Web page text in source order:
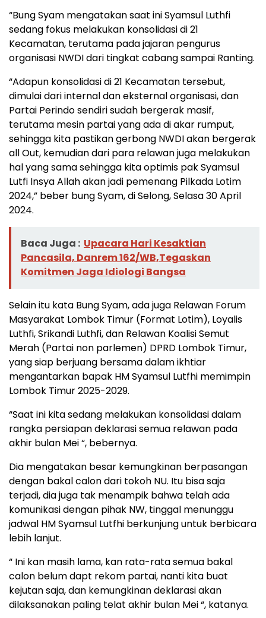
“Bung Syam mengatakan saat ini Syamsul Luthfi
sedang fokus melakukan konsolidasi di 21
Kecamatan, terutama pada jajaran pengurus
organisasi NWDI dari tingkat cabang sampai Ranting.
“Adapun konsolidasi di 21 Kecamatan tersebut,
dimulai dari internal dan eksternal organisasi, dan
Partai Perindo sendiri sudah bergerak masif,
terutama mesin partai yang ada di akar rumput,
sehingga kita pastikan gerbong NWDI akan bergerak
all Out, kemudian dari para relawan juga melakukan
hal yang sama sehingga kita optimis pak Syamsul
Lutfi Insya Allah akan jadi pemenang Pilkada Lotim
2024,” beber bung Syam, di Selong, Selasa 30 April
2024.
Baca Juga : Upacara Hari Kesaktian
Pancasila, Danrem 162/WB,Tegaskan
Komitmen Jaga Idiologi Bangsa
Selain itu kata Bung Syam, ada juga Relawan Forum
Masyarakat Lombok Timur (Format Lotim), Loyalis
Luthfi, Srikandi Luthfi, dan Relawan Koalisi Semut
Merah (Partai non parlemen) DPRD Lombok Timur,
yang siap berjuang bersama dalam ikhtiar
mengantarkan bapak HM Syamsul Lutfhi memimpin
Lombok Timur 2025-2029.
“Saat ini kita sedang melakukan konsolidasi dalam
rangka persiapan deklarasi semua relawan pada
akhir bulan Mei “, bebernya.
Dia mengatakan besar kemungkinan berpasangan
dengan bakal calon dari tokoh NU. Itu bisa saja
terjadi, dia juga tak menampik bahwa telah ada
komunikasi dengan pihak NW, tinggal menunggu
jadwal HM Syamsul Lutfhi berkunjung untuk berbicara
lebih lanjut.
“ Ini kan masih lama, kan rata-rata semua bakal
calon belum dapt rekom partai, nanti kita buat
kejutan saja, dan kemungkinan deklarasi akan
dilaksanakan paling telat akhir bulan Mei “, katanya.